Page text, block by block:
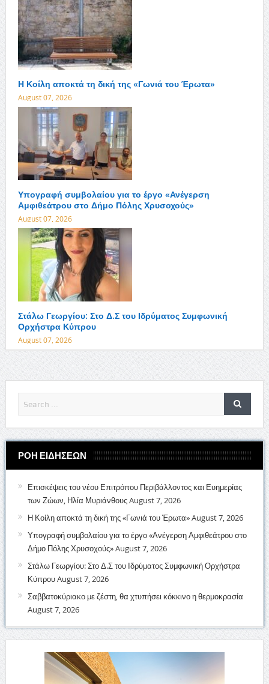
Η Κοίλη αποκτά τη δική της «Γωνιά του Έρωτα»
August 07, 2026
Υπογραφή συμβολαίου για το έργο «Ανέγερση
Αμφιθεάτρου στο Δήμο Πόλης Χρυσοχούς»
August 07, 2026
Στάλω Γεωργίου: Στο Δ.Σ του Ιδρύματος Συμφωνική
Ορχήστρα Κύπρου
August 07, 2026
ΡΟΗ ΕΙΔΗΣΕΩΝ
Επισκέψεις του νέου Επιτρόπου Περιβάλλοντος και Ευημερίας
των Ζώων, Ηλία ΜυριάνθουςAugust 7, 2026
Η Κοίλη αποκτά τη δική της «Γωνιά του Έρωτα»August 7, 2026
Υπογραφή συμβολαίου για το έργο «Ανέγερση Αμφιθεάτρου στο
Δήμο Πόλης Χρυσοχούς»August 7, 2026
Στάλω Γεωργίου: Στο Δ.Σ του Ιδρύματος Συμφωνική Ορχήστρα
ΚύπρουAugust 7, 2026
Σαββατοκύριακο με ζέστη, θα χτυπήσει κόκκινο η θερμοκρασία
August 7, 2026